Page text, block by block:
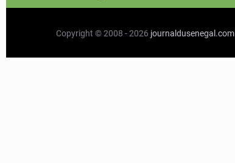
Copyright © 2008 - 2026 journaldusenegal.com